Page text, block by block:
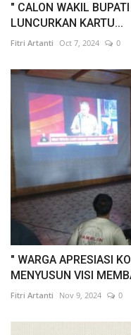
" CALON WAKIL
LUNCURKAN KARTU...
Fitri Artanti Oct 7, 2024 0
" WARGA APRESIASI
MENYUSUN VISI
Fitri Artanti Nov 9, 2024 0